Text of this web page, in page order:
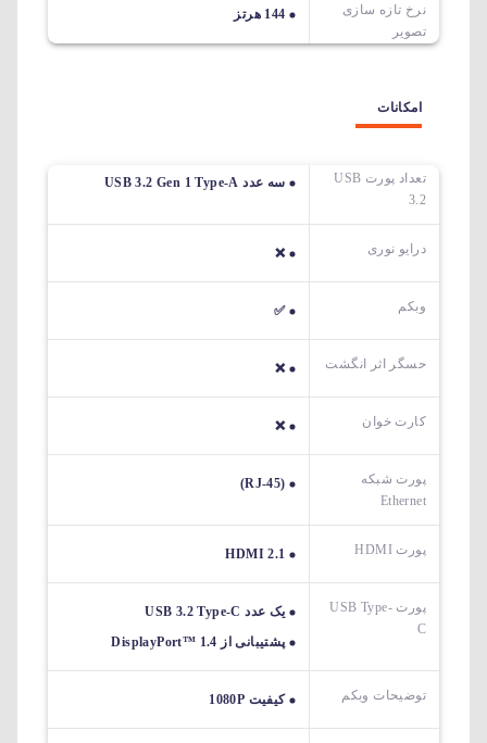
نرخ تازه سازی
تصویر
144 هرتز
امکانات
تعداد پورت USB
3.2
سه عدد USB 3.2 Gen 1 Type-A
درایو نوری ❌
وبکم ✅
حسگر اثر انگشت ❌
کارت خوان ❌
پورت شبکه
Ethernet
(RJ-45)
پورت HDMI HDMI 2.1
پورت USB Type-
C
یک عدد USB 3.2 Type-C
پشتیبانی از DisplayPort™ 1.4
توضیحات وبکم کیفیت 1080P